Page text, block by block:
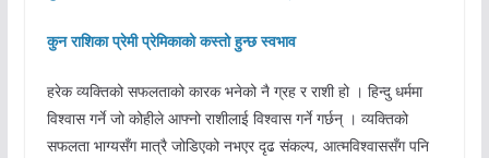
कुन राशिका प्रेमी प्रेमिकाको कस्तो हुन्छ स्वभाव
हरेक व्यक्तिको सफलताको कारक भनेको नै ग्रह र राशी हो । हिन्दु धर्ममा
विश्वास गर्ने जो कोहीले आफ्नो राशीलाई विश्वास गर्ने गर्छन् । व्यक्तिको
सफलता भाग्यसँग मात्रै जोडिएको नभएर दृढ संकल्प, आत्मविश्वाससँग पनि